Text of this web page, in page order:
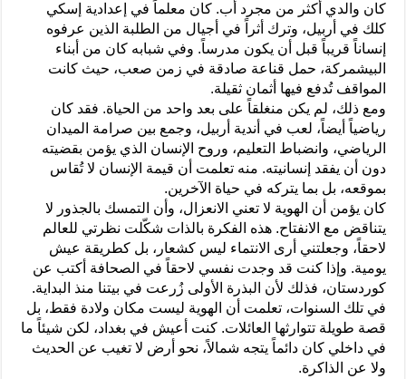
كان والدي أكثر من مجرد أب. كان معلماً في إعدادية إسكي
كلك في أربيل، وترك أثراً في أجيال من الطلبة الذين عرفوه
إنساناً قريباً قبل أن يكون مدرساً. وفي شبابه كان من أبناء
البيشمركة، حمل قناعة صادقة في زمن صعب، حيث كانت
المواقف تُدفع فيها أثمان ثقيلة.
ومع ذلك، لم يكن منغلقاً على بعد واحد من الحياة. فقد كان
رياضياً أيضاً، لعب في أندية أربيل، وجمع بين صرامة الميدان
الرياضي، وانضباط التعليم، وروح الإنسان الذي يؤمن بقضيته
دون أن يفقد إنسانيته. منه تعلمت أن قيمة الإنسان لا تُقاس
بموقعه، بل بما يتركه في حياة الآخرين.
كان يؤمن أن الهوية لا تعني الانعزال، وأن التمسك بالجذور لا
يتناقض مع الانفتاح. هذه الفكرة بالذات شكّلت نظرتي للعالم
لاحقاً، وجعلتني أرى الانتماء ليس كشعار، بل كطريقة عيش
يومية. وإذا كنت قد وجدت نفسي لاحقاً في الصحافة أكتب عن
كوردستان، فذلك لأن البذرة الأولى زُرعت في بيتنا منذ البداية.
في تلك السنوات، تعلمت أن الهوية ليست مكان ولادة فقط، بل
قصة طويلة تتوارثها العائلات. كنت أعيش في بغداد، لكن شيئاً ما
في داخلي كان دائماً يتجه شمالاً، نحو أرض لا تغيب عن الحديث
ولا عن الذاكرة.